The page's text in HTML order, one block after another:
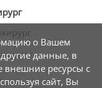
о Вашем
данные, в
внешние ресурсы с
сайт, Вы